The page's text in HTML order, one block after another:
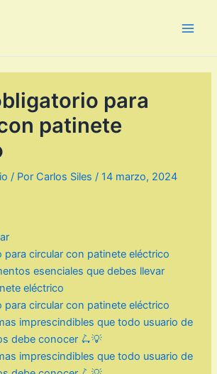
para
patinete
/ Por Carlos Siles/14 marzo, 2024
para circular con patinete eléctrico
esenciales que debes llevar
eléctrico
para circular con patinete eléctrico
imprescindibles que todo usuario de
debe conocer 🛴💡
imprescindibles que todo usuario de